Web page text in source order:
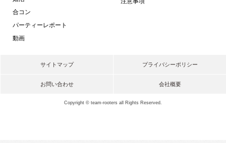
合コン
パーティーレポート
動画
サイトマップ プライバシーポリシー
お問い合わせ 会社概要
Copyright © team-rooters all Rights Reserved.